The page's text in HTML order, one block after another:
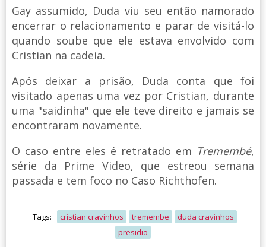
Gay assumido, Duda viu seu então namorado
encerrar o relacionamento e parar de visitá-lo
quando soube que ele estava envolvido com
Cristian na cadeia.
Após deixar a prisão, Duda conta que foi
visitado apenas uma vez por Cristian, durante
uma "saidinha" que ele teve direito e jamais se
encontraram novamente.
O caso entre eles é retratado em Tremembé,
série da Prime Video, que estreou semana
passada e tem foco no Caso Richthofen.
Tags: cristian cravinhos tremembe
duda cravinhos
presidio